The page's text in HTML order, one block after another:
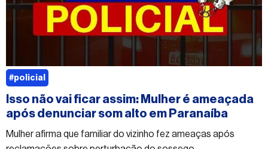
Isso não vai ficar assim: Mulher é ameaçada
após denunciar som alto em Paranaíba
Mulher afirma que familiar do vizinho fez ameaças após
#policial